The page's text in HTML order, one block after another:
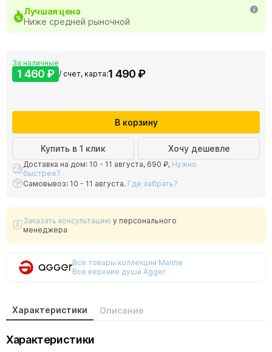
Лучшая цена
Ниже средней рыночной
За наличные
1 460 ₽ / счет, карта:1 490 ₽
В корзину
Купить в 1 клик Хочу дешевле
Доставка на дом: 10 - 11 августа, 690 ₽, Нужно
быстрее?
Самовывоз: 10 - 11 августа. Где забрать?
Заказать консультацию у персонального
менеджера
Все товары коллекции Marine
Все верхние души Agger
Характеристики Описание
Характеристики